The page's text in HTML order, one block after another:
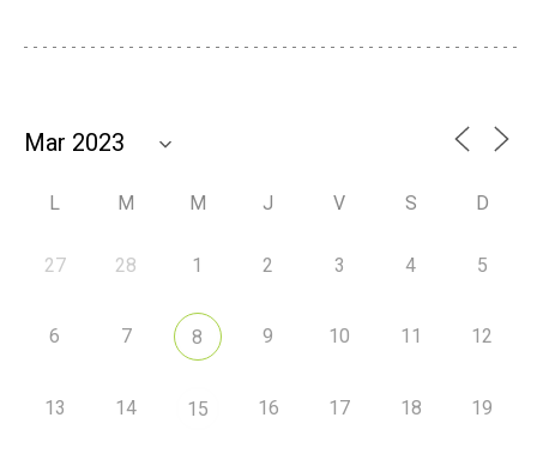
L M M J V S D
27 28 1 2 3 4 5
6 7 8 9 10 11 12
13 14 15 16 17 18 19